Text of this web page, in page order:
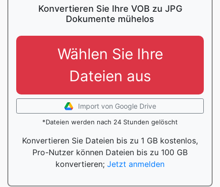
Konvertieren Sie Ihre VOB zu JPG
Dokumente mühelos
Wählen Sie Ihre
Dateien aus
Import von Google Drive
*Dateien werden nach 24 Stunden gelöscht
Konvertieren Sie Dateien bis zu 1 GB kostenlos,
Pro-Nutzer können Dateien bis zu 100 GB
konvertieren; Jetzt anmelden